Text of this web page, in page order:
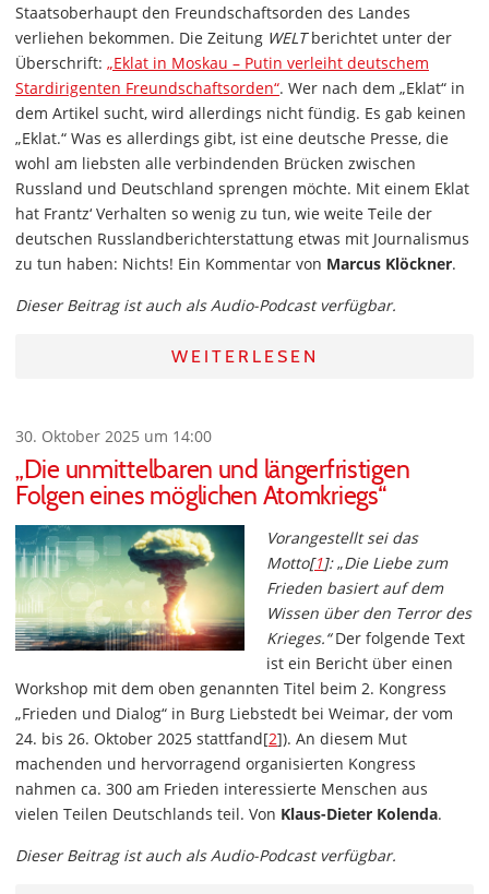
Staatsoberhaupt den Freundschaftsorden des Landes
verliehen bekommen. Die Zeitung WELTberichtet unter der
Überschrift: „Eklat in Moskau – Putin verleiht deutschem
Stardirigenten Freundschaftsorden“. Wer nach dem „Eklat“ in
dem Artikel sucht, wird allerdings nicht fündig. Es gab keinen
„Eklat.“ Was es allerdings gibt, ist eine deutsche Presse, die
wohl am liebsten alle verbindenden Brücken zwischen
Russland und Deutschland sprengen möchte. Mit einem Eklat
hat Frantz‘ Verhalten so wenig zu tun, wie weite Teile der
deutschen Russlandberichterstattung etwas mit Journalismus
zu tun haben: Nichts! Ein Kommentar von Marcus Klöckner.
Dieser Beitrag ist auch als Audio-Podcast verfügbar.
WEITERLESEN
30. Oktober 2025 um 14:00
„Die unmittelbaren und längerfristigen
Folgen eines möglichen Atomkriegs“
Vorangestellt sei das
Motto[1]:„Die Liebe zum
Frieden basiert auf dem
Wissen über den Terror des
Krieges.“Der folgende Text
ist ein Bericht über einen
Workshop mit dem oben genannten Titel beim 2. Kongress
„Frieden und Dialog“ in Burg Liebstedt bei Weimar, der vom
24. bis 26. Oktober 2025 stattfand[2]). An diesem Mut
machenden und hervorragend organisierten Kongress
nahmen ca. 300 am Frieden interessierte Menschen aus
vielen Teilen Deutschlands teil. Von Klaus-Dieter Kolenda.
Dieser Beitrag ist auch als Audio-Podcast verfügbar.